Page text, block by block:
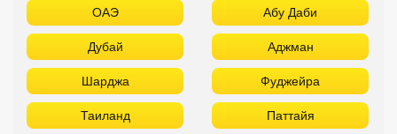
ОАЭ Абу Даби
Дубай Аджман
Шарджа Фуджейра
Таиланд Паттайя